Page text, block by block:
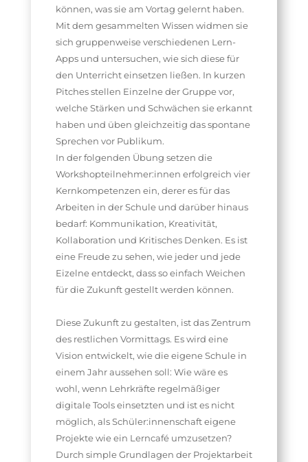
können, was sie am Vortag gelernt haben.
Mit dem gesammelten Wissen widmen sie
sich gruppenweise verschiedenen Lern-
Apps und untersuchen, wie sich diese für
den Unterricht einsetzen ließen. In kurzen
Pitches stellen Einzelne der Gruppe vor,
welche Stärken und Schwächen sie erkannt
haben und üben gleichzeitig das spontane
Sprechen vor Publikum.
In der folgenden Übung setzen die
Workshopteilnehmer:innen erfolgreich vier
Kernkompetenzen ein, derer es für das
Arbeiten in der Schule und darüber hinaus
bedarf: Kommunikation, Kreativität,
Kollaboration und Kritisches Denken. Es ist
eine Freude zu sehen, wie jeder und jede
Eizelne entdeckt, dass so einfach Weichen
für die Zukunft gestellt werden können.
Diese Zukunft zu gestalten, ist das Zentrum
des restlichen Vormittags. Es wird eine
Vision entwickelt, wie die eigene Schule in
einem Jahr aussehen soll: Wie wäre es
wohl, wenn Lehrkräfte regelmäßiger
digitale Tools einsetzten und ist es nicht
möglich, als Schüler:innenschaft eigene
Projekte wie ein Lerncafé umzusetzen?
Durch simple Grundlagen der Projektarbeit